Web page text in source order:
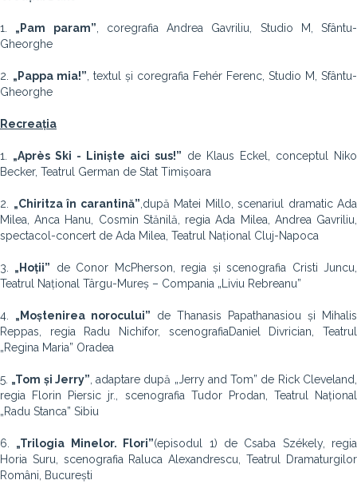
1. „Pam param” , coregrafia Andrea Gavriliu, Studio M, Sfântu-
Gheorghe
2. „Pappa mia!” , textul și coregrafia Fehér Ferenc, Studio M, Sfântu-
Gheorghe
Recreația
1. „Après Ski - Liniște aici sus!” de Klaus Eckel, conceptul Niko
Becker, Teatrul German de Stat Timișoara
2. „Chiritza în carantină” după Matei Millo, scenariul dramatic Ada
Milea, Anca Hanu, Cosmin Stănilă, regia Ada Milea, Andrea Gavriliu,
spectacol-concert de Ada Milea, Teatrul Național Cluj-Napoca
3. „Hoții” de Conor McPherson, regia și scenografia Cristi Juncu,
Teatrul Național Târgu-Mureș – Compania „Liviu Rebreanu”
4. „Moștenirea norocului” de Thanasis Papathanasiou și Mihalis
Reppas, regia Radu Nichifor, scenografiaDaniel Divrician, Teatrul
„Regina Maria” Oradea
5. „Tom și Jerry” , adaptare după „Jerry and Tom” de Rick Cleveland,
regia Florin Piersic jr., scenografia Tudor Prodan, Teatrul Național
„Radu Stanca” Sibiu
6. „Trilogia Minelor. Flori”(episodul 1) de Csaba Székely, regia
Horia Suru, scenografia Raluca Alexandrescu, Teatrul Dramaturgilor
Români, București